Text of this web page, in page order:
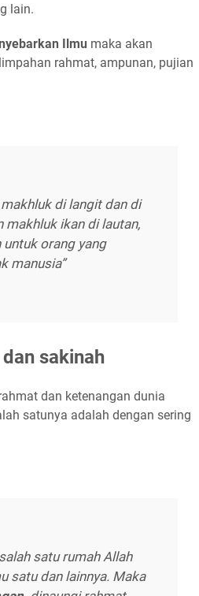
lain.
Ilmu maka akan
rahmat, ampunan, pujian
di langit dan di
makhluk ikan di lautan,
orang yang
manusia”
sakinah
dan ketenangan dunia
satunya adalah dengan sering
satu rumah Allah
satu dan lainnya. Maka